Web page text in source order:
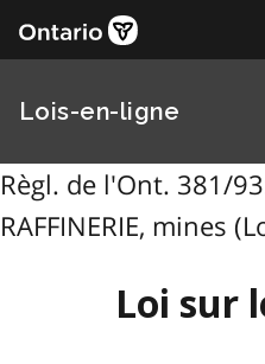
Lois-en-ligne
Règl. de l'Ont. 381/
RAFFINERIE, mines
Loi sur